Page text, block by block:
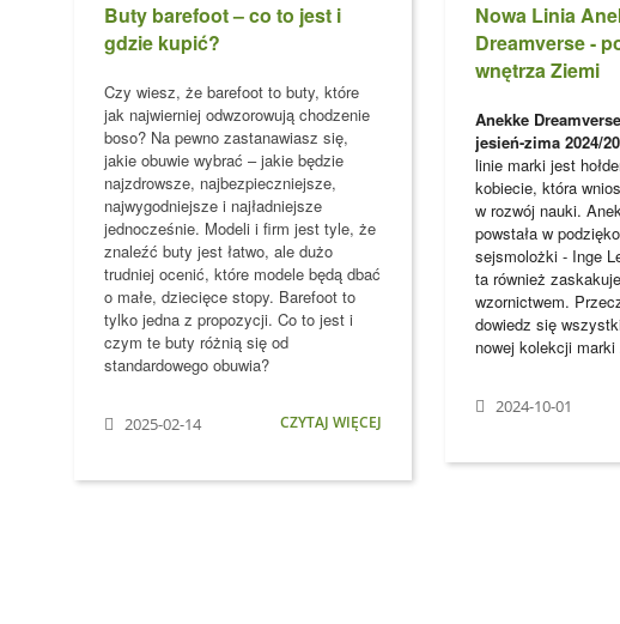
Buty barefoot – co to jest i
gdzie kupić?
Czy wiesz, że barefoot to buty, które
jak najwierniej odwzorowują chodzenie
boso? Na pewno zastanawiasz się,
jakie obuwie wybrać – jakie będzie
najzdrowsze, najbezpieczniejsze,
najwygodniejsze i najładniejsze
jednocześnie. Modeli i firm jest tyle, że
znaleźć buty jest łatwo, ale dużo
trudniej ocenić, które modele będą dbać
o małe, dziecięce stopy. Barefoot to
tylko jedna z propozycji. Co to jest i
czym te buty różnią się od
standardowego obuwia?
2025-02-14 CZYTAJ WIĘCEJ
Nowa Linia
Dreamverse -
wnętrza Ziemi
Anekke
jesień-zima 2024/
linie marki jest
kobiecie, która
w rozwój nauki.
powstała w
sejsmolożki - Inge
ta również
wzornictwem.
dowiedz się
nowej kolekcji marki
2024-10-01